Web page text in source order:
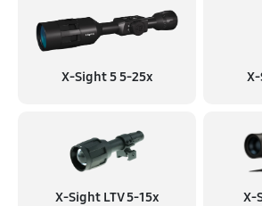
X-Sight 5 5-25x
X-Sight LTV 5-15x X-